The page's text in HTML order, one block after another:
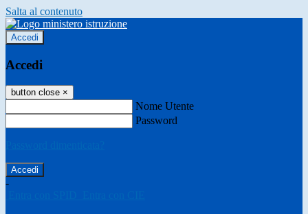
Salta al contenuto
Accedi
Accedi
button close ×
Nome Utente
Password
-